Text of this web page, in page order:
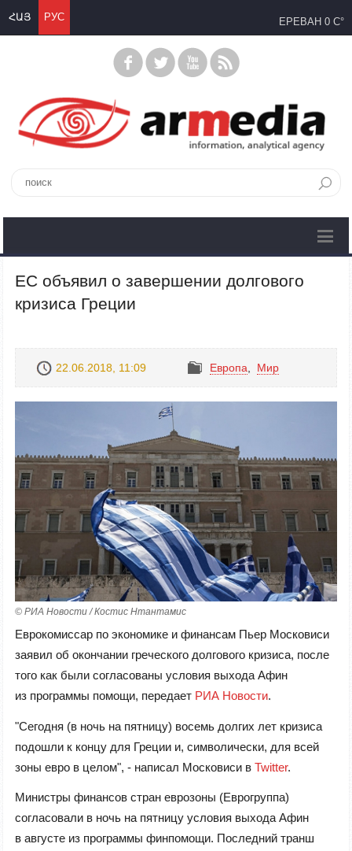
ՀԱՅ РУС ЕРЕВАН 0 C°
EС объявил о завершении долгового
кризиса Греции
22.06.2018, 11:09 Европа Mир
© РИА Новости / Костис Нтантамис
Еврокомиссар по экономике и финансам Пьер Московиси
заявил об окончании греческого долгового кризиса, после
того как были согласованы условия выхода Афин
из программы помощи, передает РИА Новости.
"Сегодня (в ночь на пятницу) восемь долгих лет кризиса
подошли к концу для Греции и, символически, для всей
зоны евро в целом", - написал Московиси в Twitter.
Министры финансов стран еврозоны (Еврогруппа)
согласовали в ночь на пятницу условия выхода Афин
в августе из программы финпомощи. Последний транш